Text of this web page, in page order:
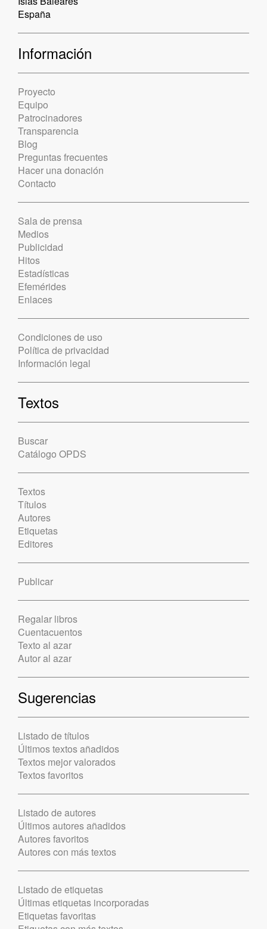
España
Información
Proyecto
Equipo
Patrocinadores
Transparencia
Blog
Preguntas frecuentes
Hacer una donación
Contacto
Sala de prensa
Medios
Publicidad
Hitos
Estadísticas
Efemérides
Enlaces
Condiciones de uso
Política de privacidad
Información legal
Textos
Buscar
Catálogo OPDS
Textos
Títulos
Autores
Etiquetas
Editores
Publicar
Regalar libros
Cuentacuentos
Texto al azar
Autor al azar
Sugerencias
Listado de títulos
Últimos textos añadidos
Textos mejor valorados
Textos favoritos
Listado de autores
Últimos autores añadidos
Autores favoritos
Autores con más textos
Listado de etiquetas
Últimas etiquetas incorporadas
Etiquetas favoritas